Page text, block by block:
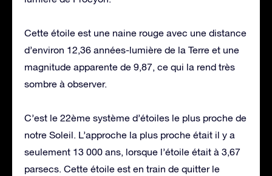
Cette étoile est une naine rouge avec une distance
d’environ 12,36 années-lumière de la Terre et une
magnitude apparente de 9,87, ce qui la rend très
sombre à observer.
C’est le 22ème système d’étoiles le plus proche de
notre Soleil. L’approche la plus proche était il y a
seulement 13 000 ans, lorsque l’étoile était à 3,67
parsecs. Cette étoile est en train de quitter le